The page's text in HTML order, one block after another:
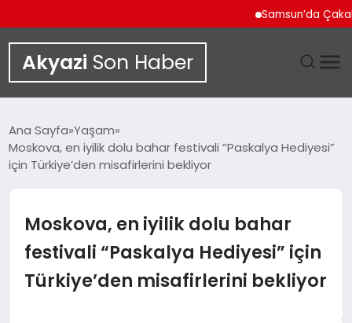
Samsun’da Çakallı
Akyazi Son Haber
SIYASET
SPOR
Ana Sayfa Yaşam
Moskova, en iyilik dolu bahar festivali “Paskalya Hediyesi”
için Türkiye’den misafirlerini bekliyor
Moskova, en iyilik dolu bahar
festivali “Paskalya Hediyesi” için
Türkiye’den misafirlerini bekliyor